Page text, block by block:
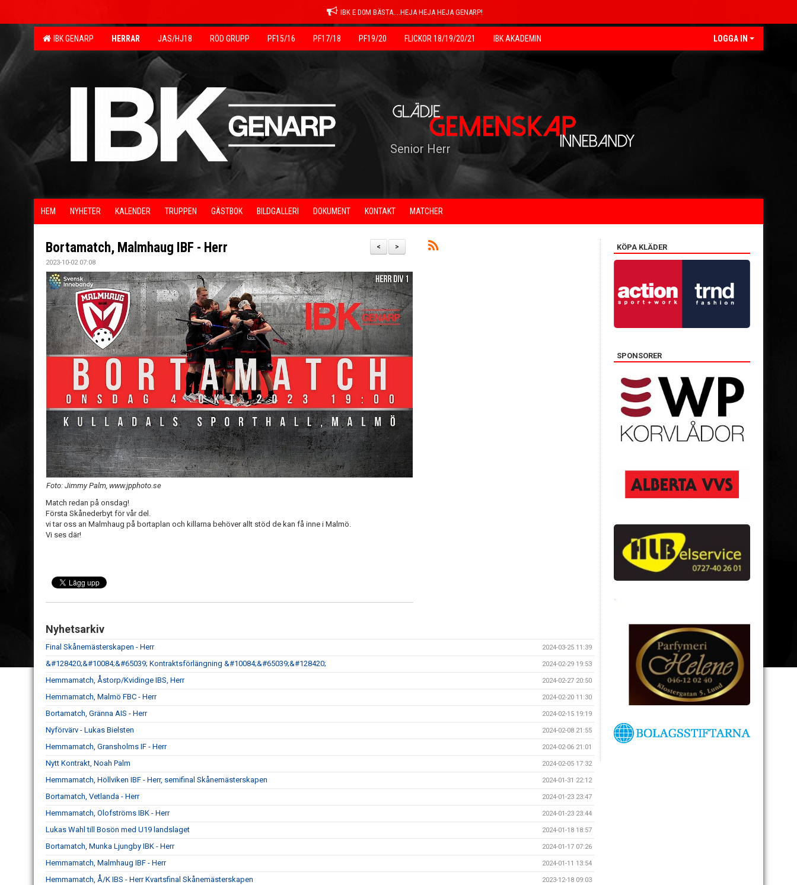
IBK E D0M BÄSTA....HEJA HEJA HEJA GENARP!
IBK GENARP HERRAR JAS/HJ18 RÖD GRUPP PF15/16 PF17/18 PF19/20 FLICKOR 18/19/20/21 IBK AKADEMIN LOGGA IN
Senior Herr
HEM NYHETER KALENDER TRUPPEN GÄSTBOK BILDGALLERI DOKUMENT KONTAKT MATCHER
>
<
Bortamatch, Malmhaug IBF - Herr
2023-10-02 07:08
Foto: Jimmy Palm, www.jpphoto.se
Match redan på onsdag!
Första Skånederbyt för vår del.
vi tar oss an Malmhaug på bortaplan och killarna behöver allt stöd de kan få inne i Malmö.
Vi ses där!
Nyhetsarkiv
Final Skånemästerskapen - Herr 2024-03-25 11:39
&#128420;&#10084;&#65039; Kontraktsförlängning &#10084;&#65039;&#128420; 2024-02-29 19:53
Hemmamatch, Åstorp/Kvidinge IBS, Herr 2024-02-27 20:50
Hemmamatch, Malmö FBC - Herr 2024-02-20 11:30
Bortamatch, Gränna AIS - Herr 2024-02-15 19:19
Nyförvärv - Lukas Bielsten 2024-02-08 21:55
Hemmamatch, Gransholms IF - Herr 2024-02-06 21:01
Nytt Kontrakt, Noah Palm 2024-02-05 17:32
Hemmamatch, Höllviken IBF - Herr, semifinal Skånemästerskapen 2024-01-31 22:12
Bortamatch, Vetlanda - Herr 2024-01-23 23:47
Hemmamatch, Olofströms IBK - Herr 2024-01-23 23:44
Lukas Wahl till Bosön med U19 landslaget 2024-01-18 18:57
Bortamatch, Munka Ljungby IBK - Herr 2024-01-17 07:26
Hemmamatch, Malmhaug IBF - Herr 2024-01-11 13:54
Hemmamatch, Å/K IBS - Herr Kvartsfinal Skånemästerskapen 2023-12-18 09:03
KÖPA KLÄDER
SPONSORER